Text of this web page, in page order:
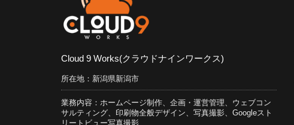
Cloud 9 Works(クラウドナインワークス)
所在地：新潟県新潟市
業務内容：ホームページ制作、企画・運営管理、ウェブコン
サルティング、印刷物全般デザイン、写真撮影、Googleスト
リートビュー写真撮影